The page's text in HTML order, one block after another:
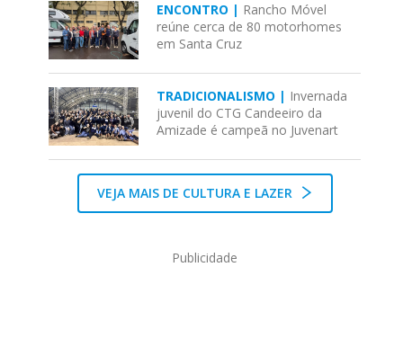
ENCONTRO | Rancho Móvel
reúne cerca de 80 motorhomes
em Santa Cruz
TRADICIONALISMO | Invernada
juvenil do CTG Candeeiro da
Amizade é campeã no Juvenart
VEJA MAIS DE CULTURA E LAZER
Publicidade